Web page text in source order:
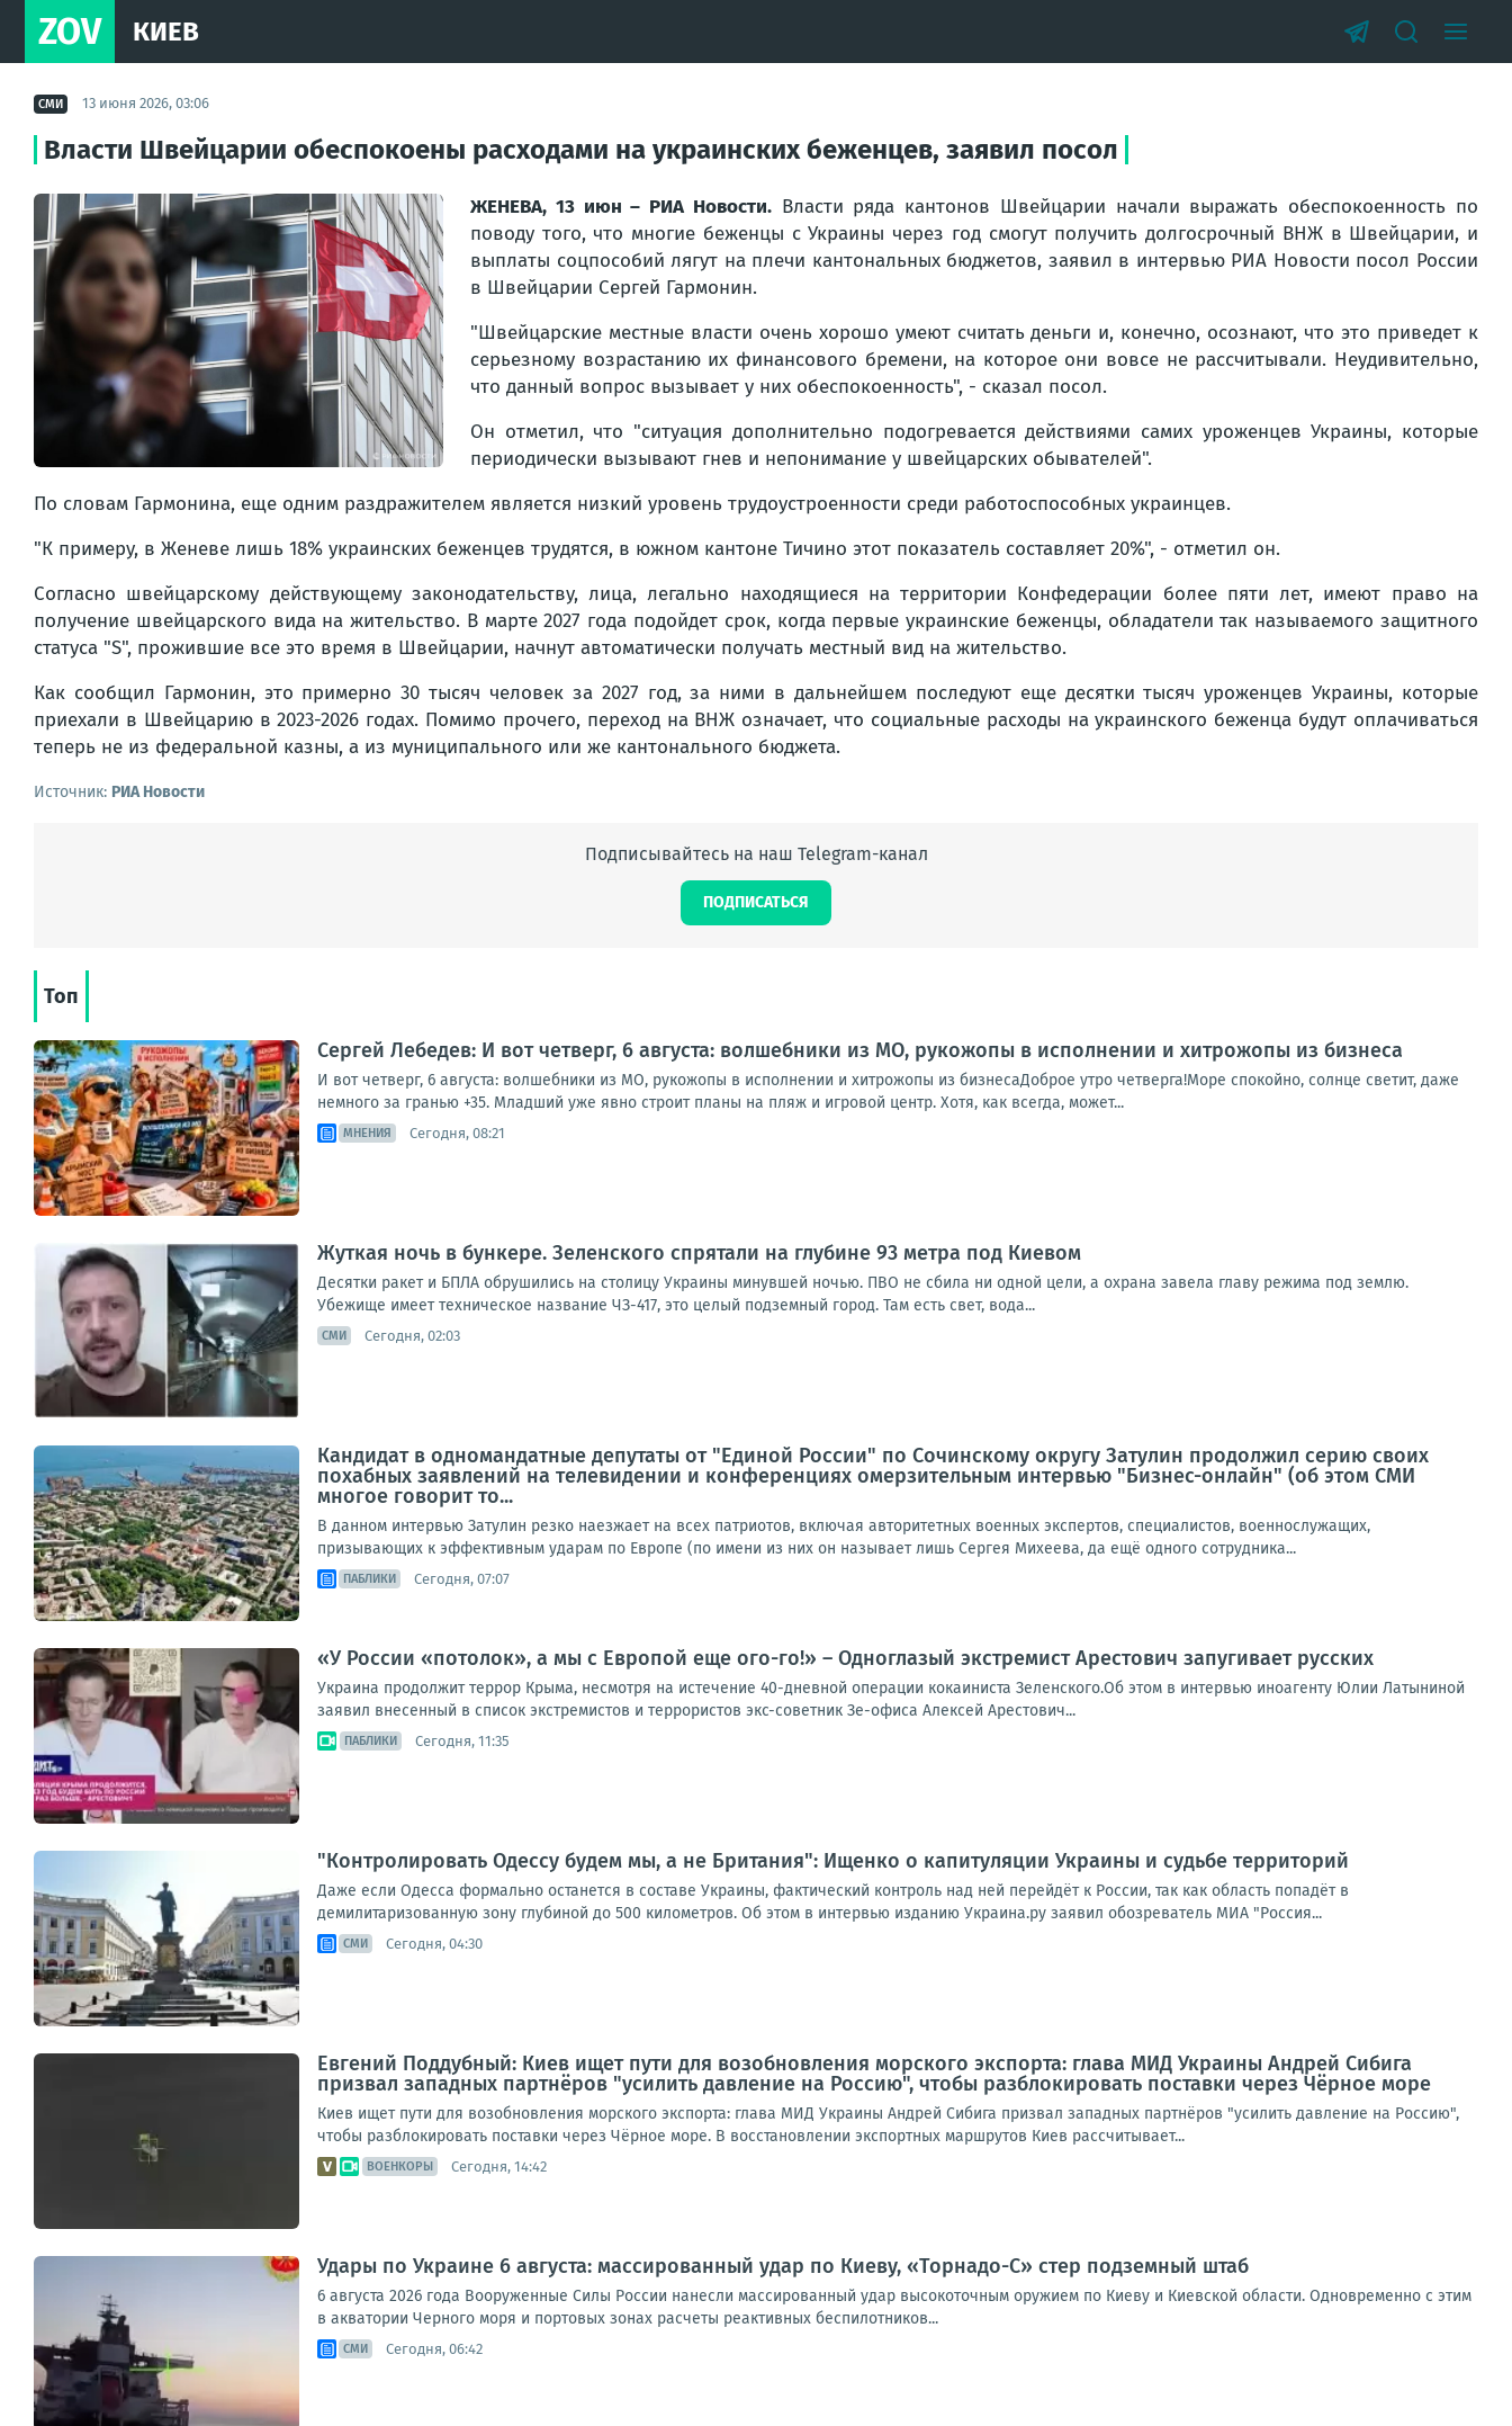
ZOV КИЕВ
СМИ 13 июня 2026, 03:06
Власти Швейцарии обеспокоены расходами на украинских беженцев, заявил посол
ЖЕНЕВА, 13 июн – РИА Новости.Власти ряда кантонов Швейцарии начали выражать обеспокоенность по
поводу того, что многие беженцы с Украины через год смогут получить долгосрочный ВНЖ в Швейцарии, и
выплаты соцпособий лягут на плечи кантональных бюджетов, заявил в интервью РИА Новости посол России
в Швейцарии Сергей Гармонин.
"Швейцарские местные власти очень хорошо умеют считать деньги и, конечно, осознают, что это приведет к
серьезному возрастанию их финансового бремени, на которое они вовсе не рассчитывали. Неудивительно,
что данный вопрос вызывает у них обеспокоенность", - сказал посол.
Он отметил, что "ситуация дополнительно подогревается действиями самих уроженцев Украины, которые
периодически вызывают гнев и непонимание у швейцарских обывателей".
По словам Гармонина, еще одним раздражителем является низкий уровень трудоустроенности среди работоспособных украинцев.
"К примеру, в Женеве лишь 18% украинских беженцев трудятся, в южном кантоне Тичино этот показатель составляет 20%", - отметил он.
Согласно швейцарскому действующему законодательству, лица, легально находящиеся на территории Конфедерации более пяти лет, имеют право на
получение швейцарского вида на жительство. В марте 2027 года подойдет срок, когда первые украинские беженцы, обладатели так называемого защитного
статуса "S", прожившие все это время в Швейцарии, начнут автоматически получать местный вид на жительство.
Как сообщил Гармонин, это примерно 30 тысяч человек за 2027 год, за ними в дальнейшем последуют еще десятки тысяч уроженцев Украины, которые
приехали в Швейцарию в 2023-2026 годах. Помимо прочего, переход на ВНЖ означает, что социальные расходы на украинского беженца будут оплачиваться
теперь не из федеральной казны, а из муниципального или же кантонального бюджета.
Источник: РИА Новости
Подписывайтесь на наш Telegram-канал
ПОДПИСАТЬСЯ
Топ
Сергей Лебедев: И вот четверг, 6 августа: волшебники из МО, рукожопы в исполнении и хитрожопы из бизнеса
И вот четверг, 6 августа: волшебники из МО, рукожопы в исполнении и хитрожопы из бизнесаДоброе утро четверга!Море спокойно, солнце светит, даже
немного за гранью +35. Младший уже явно строит планы на пляж и игровой центр. Хотя, как всегда, может...
МНЕНИЯ Сегодня, 08:21
Жуткая ночь в бункере. Зеленского спрятали на глубине 93 метра под Киевом
Десятки ракет и БПЛА обрушились на столицу Украины минувшей ночью. ПВО не сбила ни одной цели, а охрана завела главу режима под землю.
Убежище имеет техническое название ЧЗ-417, это целый подземный город. Там есть свет, вода...
СМИ Сегодня, 02:03
Кандидат в одномандатные депутаты от "Единой России" по Сочинскому округу Затулин продолжил серию своих
похабных заявлений на телевидении и конференциях омерзительным интервью "Бизнес-онлайн" (об этом СМИ
многое говорит то...
В данном интервью Затулин резко наезжает на всех патриотов, включая авторитетных военных экспертов, специалистов, военнослужащих,
призывающих к эффективным ударам по Европе (по имени из них он называет лишь Сергея Михеева, да ещё одного сотрудника...
ПАБЛИКИ Сегодня, 07:07
«У России «потолок», а мы с Европой еще ого-го!» – Одноглазый экстремист Арестович запугивает русских
Украина продолжит террор Крыма, несмотря на истечение 40-дневной операции кокаиниста Зеленского.Об этом в интервью иноагенту Юлии Латыниной
заявил внесенный в список экстремистов и террористов экс-советник Зе-офиса Алексей Арестович...
ПАБЛИКИ Сегодня, 11:35
"Контролировать Одессу будем мы, а не Британия": Ищенко о капитуляции Украины и судьбе территорий
Даже если Одесса формально останется в составе Украины, фактический контроль над ней перейдёт к России, так как область попадёт в
демилитаризованную зону глубиной до 500 километров. Об этом в интервью изданию Украина.ру заявил обозреватель МИА "Россия...
СМИ Сегодня, 04:30
Евгений Поддубный: Киев ищет пути для возобновления морского экспорта: глава МИД Украины Андрей Сибига
призвал западных партнёров "усилить давление на Россию", чтобы разблокировать поставки через Чёрное море
Киев ищет пути для возобновления морского экспорта: глава МИД Украины Андрей Сибига призвал западных партнёров "усилить давление на Россию",
чтобы разблокировать поставки через Чёрное море. В восстановлении экспортных маршрутов Киев рассчитывает...
ВОЕНКОРЫ Сегодня, 14:42
Удары по Украине 6 августа: массированный удар по Киеву, «Торнадо-С» стер подземный штаб
6 августа 2026 года Вооруженные Силы России нанесли массированный удар высокоточным оружием по Киеву и Киевской области. Одновременно с этим
в акватории Черного моря и портовых зонах расчеты реактивных беспилотников...
СМИ Сегодня, 06:42